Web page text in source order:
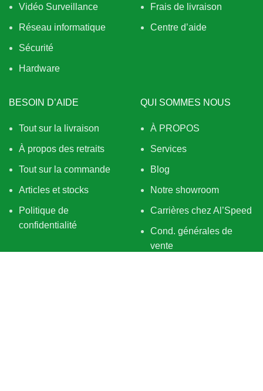
Vidéo Surveillance
Réseau informatique
Sécurité
Hardware
Frais de livraison
Centre d’aide
BESOIN D’AIDE
Tout sur la livraison
À propos des retraits
Tout sur la commande
Articles et stocks
Politique de
confidentialité
QUI SOMMES NOUS
À PROPOS
Services
Blog
Notre showroom
Carrières chez Al’Speed
Cond. générales de
vente